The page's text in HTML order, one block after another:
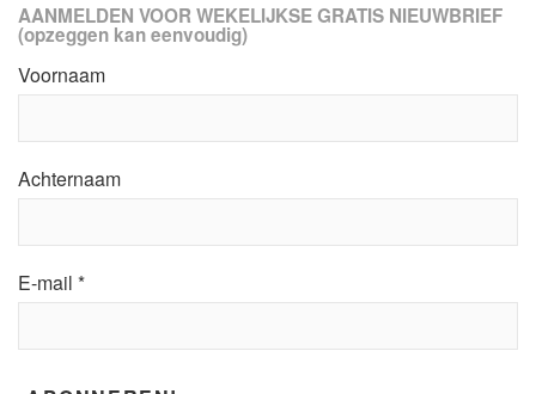
AANMELDEN VOOR WEKELIJKSE GRATIS NIEUWBRIEF
(opzeggen kan eenvoudig)
Voornaam
Achternaam
E-mail *